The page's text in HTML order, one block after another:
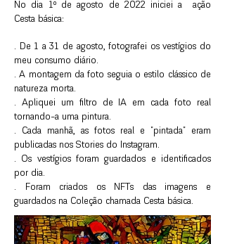
No dia 1º de agosto de 2022 iniciei a ação
Cesta básica:
. De 1 a 31 de agosto, fotografei os vestígios do
meu consumo diário.
. A montagem da foto seguia o estilo clássico de
natureza morta.
. Apliquei um filtro de IA em cada foto real
tornando-a uma pintura.
. Cada manhã, as fotos real e "pintada" eram
publicadas nos Stories do Instagram.
. Os vestígios foram guardados e identificados
por dia.
. Foram criados os NFTs das imagens e
guardados na Coleção chamada Cesta básica.